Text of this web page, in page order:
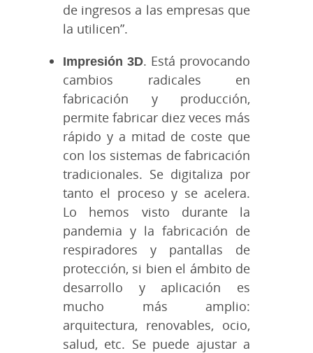
de ingresos a las empresas que
la utilicen”.
Impresión 3D. Está provocando
cambios radicales en
fabricación y producción,
permite fabricar diez veces más
rápido y a mitad de coste que
con los sistemas de fabricación
tradicionales. Se digitaliza por
tanto el proceso y se acelera.
Lo hemos visto durante la
pandemia y la fabricación de
respiradores y pantallas de
protección, si bien el ámbito de
desarrollo y aplicación es
mucho más amplio:
arquitectura, renovables, ocio,
salud, etc. Se puede ajustar a